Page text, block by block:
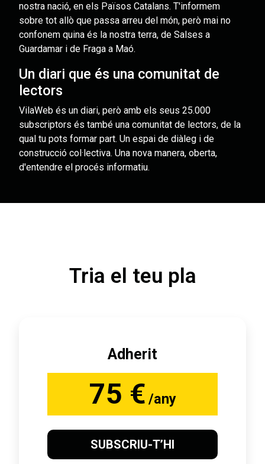
nostra nació, en els Països Catalans. T'informem
sobre tot allò que passa arreu del món, però mai no
confonem quina és la nostra terra, de Salses a
Guardamar i de Fraga a Maó.
Un diari que és una comunitat de
lectors
VilaWeb és un diari, però amb els seus 25.000
subscriptors és també una comunitat de lectors, de la
qual tu pots formar part. Un espai de diàleg i de
construcció col·lectiva. Una nova manera, oberta,
d'entendre el procés informatiu.
Tria el teu pla
Adherit
75 € /any
SUBSCRIU-T’HI